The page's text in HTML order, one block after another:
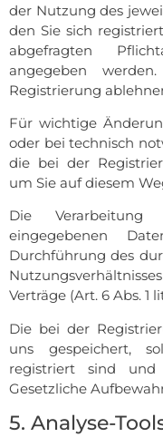
der Nutzung des
den Sie sich
abgefragten
angegeben
Registrierung
Für wichtige
oder bei technisch
die bei der
um Sie auf diesem
Die
eingegebenen
Durchführung des
Verträge (Art. 6 Abs. 1
Die bei der
uns gespeichert,
registriert sind und
Gesetzliche
5. Analyse-